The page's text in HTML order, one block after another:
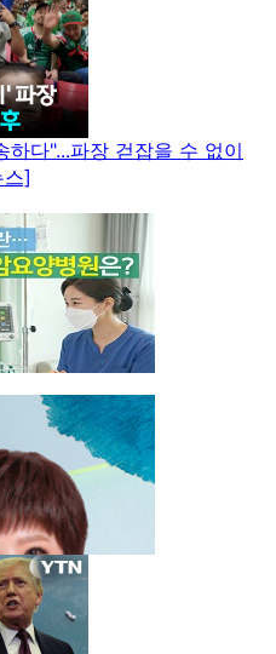
다"...파장 걷잡을 수 없이
]